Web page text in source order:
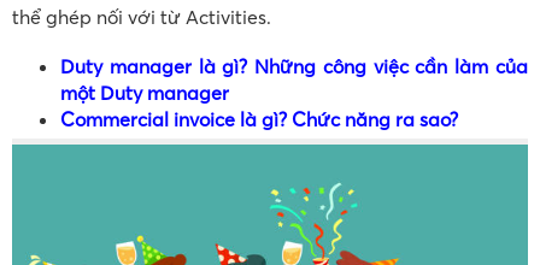
thể ghép nối với từ Activities.
Duty manager là gì? Những công việc cần làm của
một Duty manager
Commercial invoice là gì? Chức năng ra sao?